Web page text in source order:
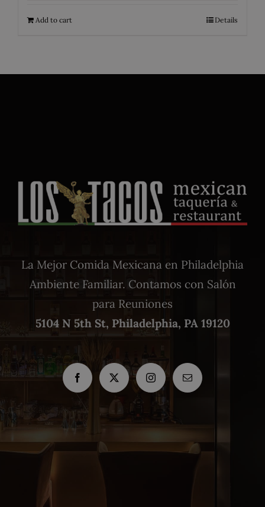
Add to cart Details
La Mejor Comida Mexicana en Philadelphia
Ambiente Familiar. Contamos con Salón
para Reuniones
5104 N 5th St, Philadelphia, PA 19120